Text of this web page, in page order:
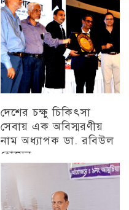
চট্টগ্রাম
দেশের চক্ষু চিকিৎসা
সেবায় এক অবিস্মরণীয়
নাম অধ্যাপক ডা. রবিউল
হোসেন